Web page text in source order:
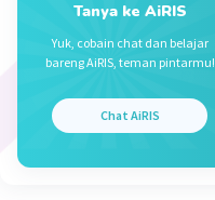
Tanya ke AiRIS
Yuk, cobain chat dan belajar
bareng AiRIS, teman pintarmu!
Chat AiRIS